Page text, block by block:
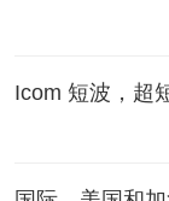
Icom 短波，超